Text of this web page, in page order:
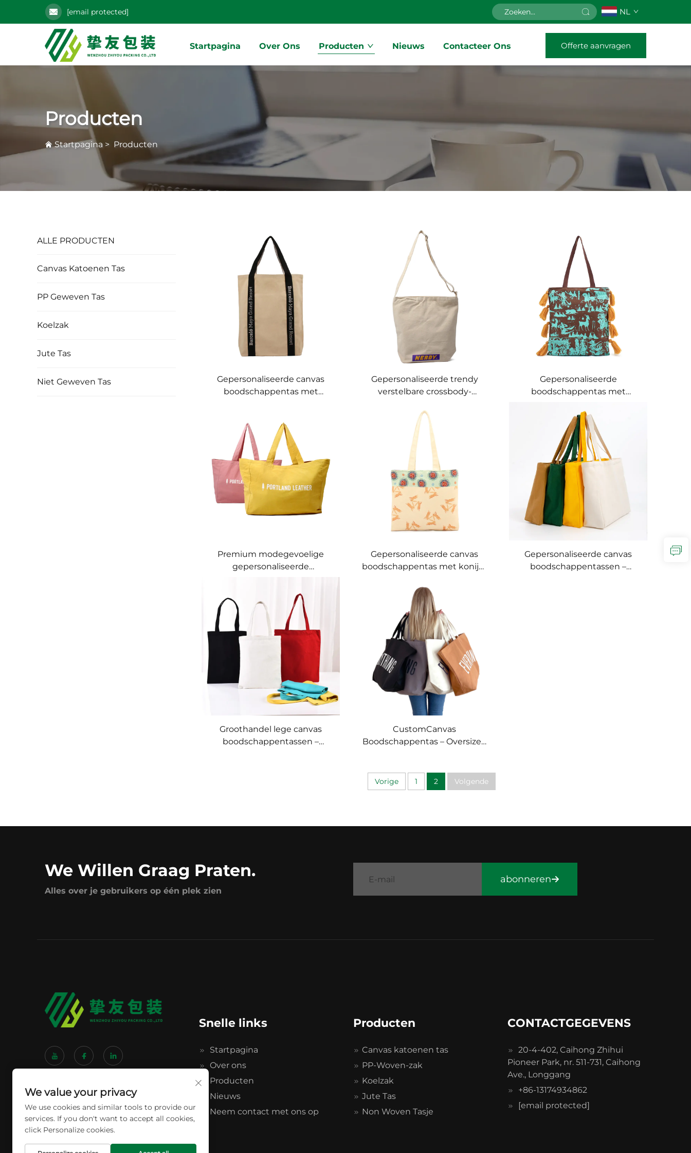
[email protected] NL
Startpagina Over Ons Producten Nieuws Contacteer Ons Offerte aanvragen
Producten
Startpagina > Producten
ALLE PRODUCTEN
Canvas Katoenen Tas
PP Geweven Tas
Koelzak
Jute Tas
Niet Geweven Tas
Gepersonaliseerde canvas
boodschappentas met
draagzak voor dagelijks
gebruik
Gepersonaliseerde trendy
verstelbare crossbody-
Gepersonaliseerde kleuren
voor streetwearstijl
Gepersonaliseerde
boodschappentas met
Ambachtelijke vormgeving
geworteld in lokale
geschiedenis
Premium modegevoelige
gepersonaliseerde
Gepersonaliseerde gemerkte
draagzakken voor retail en
lifestyle
Gepersonaliseerde canvas
boodschappentas met konijn-
artistiek cadeau voor branding
Gepersonaliseerde canvas
boodschappentassen –
Groothandel lege canvas
boodschappentassen –
CustomCanvas
Boodschappentas – Oversized
Vorige 1 2 Volgende
We Willen Graag Praten.
Alles over je gebruikers op één plek zien
abonneren
Snelle links
Startpagina
Over ons
Producten
Nieuws
Neem contact met ons op
Producten
Canvas katoenen tas
PP-Woven-zak
Koelzak
Jute Tas
Non Woven Tasje
CONTACTGEGEVENS
20-4-402, Caihong Zhihui
Pioneer Park, nr. 511-731, Caihong
Ave., Longgang
+86-13174934862
[email protected]
We value your privacy
We use cookies and similar tools to provide our
services. If you don't want to accept all cookies,
click Personalize cookies.